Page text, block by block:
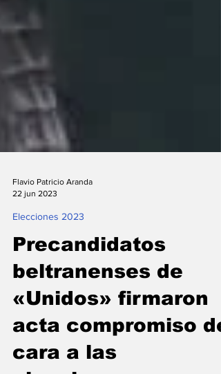
Flavio Patricio Aranda
22 jun 2023
Elecciones 2023
Precandidatos
beltranenses de
«Unidos» firmaron